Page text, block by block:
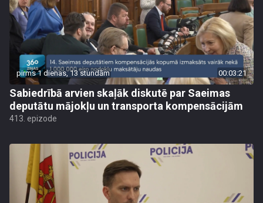
pirms 1 dienas, 13 stundām 00:03:21
Sabiedrībā arvien skaļāk diskutē par Saeimas
deputātu mājokļu un transporta kompensācijām
413. epizode